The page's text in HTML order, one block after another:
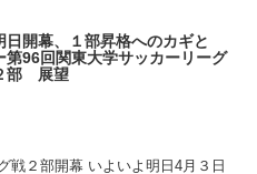
日開幕、１部昇格へのカギと
第96回関東大学サッカーリーグ
部 展望
２部開幕 いよいよ明日4月３日